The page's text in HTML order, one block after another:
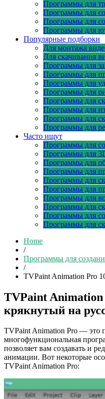
Программы для
Программы для
Программы для
Программы для
Популярные подборки
Для монтажа
Для скачивания
Программы для
Программы для
Программы для
Программы для
Программы для
Программы для
Программы для
Программы для
Часто ищут
Программы для
Программы для
Программы для
Программы для
Программы для
Программы для
Программы для
Программы для
Программы для
Программы для
Home
/
Программы для
/
TVPaint Animation Pro
TVPaint Animation
крякнутый на
TVPaint Animation Pro — это
многофункциональная
позволяет вам создавать и
анимации. Вот некоторые
TVPaint Animation Pro: